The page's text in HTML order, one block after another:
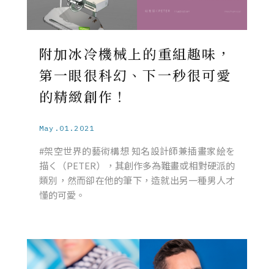
附加冰冷機械上的重組趣味，
第一眼很科幻、下一秒很可愛
的精緻創作！
May.01.2021
#架空世界的藝術構想 知名設計師兼插畫家絵を
描く（PETER），其創作多為難畫或相對硬派的
類別，然而卻在他的筆下，造就出另一種男人才
懂的可愛。